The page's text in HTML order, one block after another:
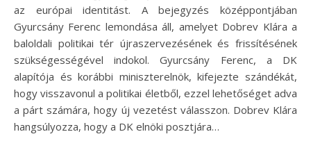
az európai identitást. A bejegyzés középpontjában
Gyurcsány Ferenc lemondása áll, amelyet Dobrev Klára a
baloldali politikai tér újraszervezésének és frissítésének
szükségességével indokol. Gyurcsány Ferenc, a DK
alapítója és korábbi miniszterelnök, kifejezte szándékát,
hogy visszavonul a politikai életből, ezzel lehetőséget adva
a párt számára, hogy új vezetést válasszon. Dobrev Klára
hangsúlyozza, hogy a DK elnöki posztjára…